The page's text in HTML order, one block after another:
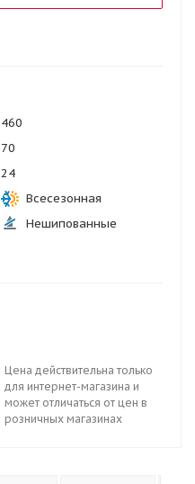
460
70
24
Всесезонная
Нешипованные
Цена действительна только
для интернет-магазина и
может отличаться от цен в
розничных магазинах